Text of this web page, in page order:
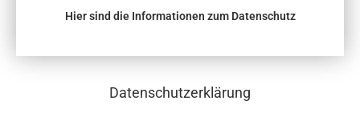
Hier sind die Informationen zum Datenschutz
Datenschutzerklärung